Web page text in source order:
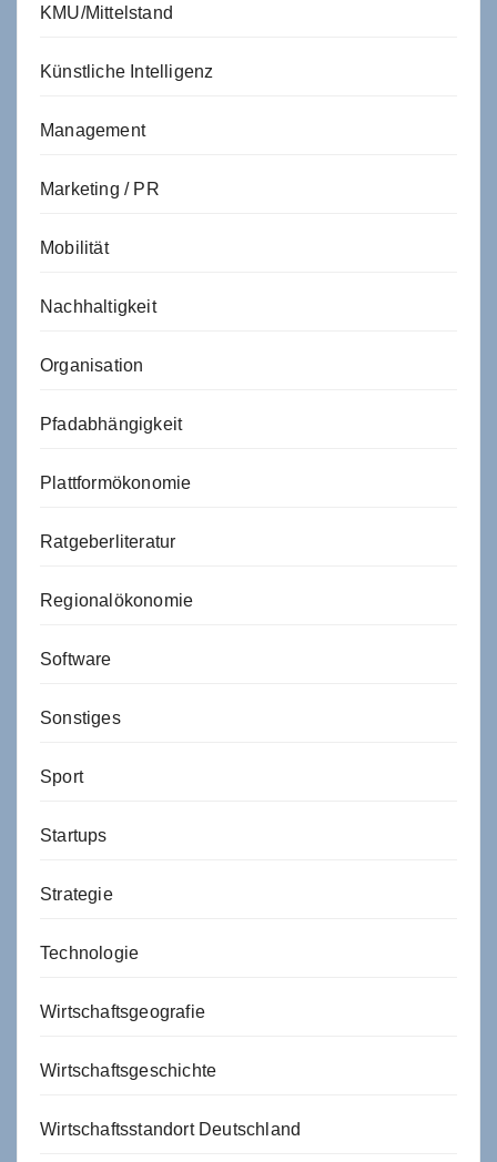
KMU/Mittelstand
Künstliche Intelligenz
Management
Marketing / PR
Mobilität
Nachhaltigkeit
Organisation
Pfadabhängigkeit
Plattformökonomie
Ratgeberliteratur
Regionalökonomie
Software
Sonstiges
Sport
Startups
Strategie
Technologie
Wirtschaftsgeografie
Wirtschaftsgeschichte
Wirtschaftsstandort Deutschland